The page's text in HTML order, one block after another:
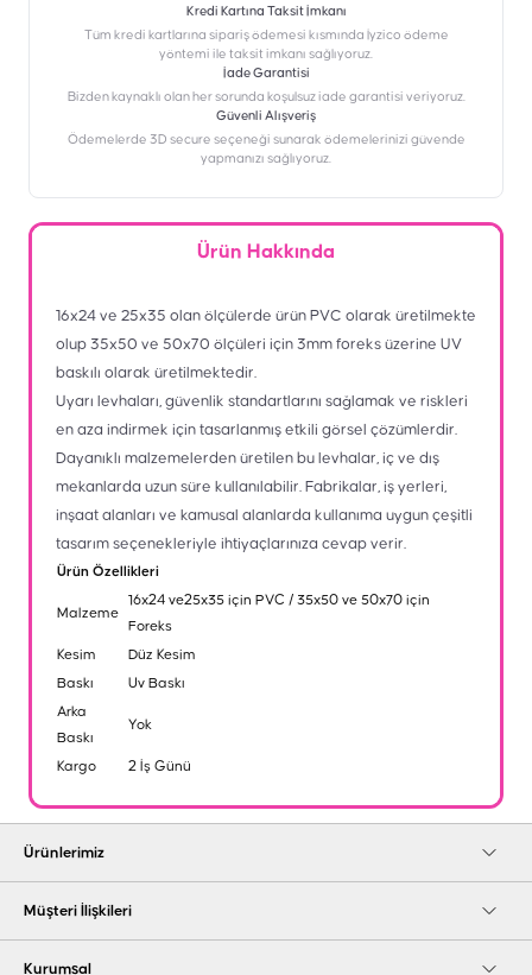
Kredi Kartına Taksit İmkanı
‎Tüm kredi kartlarına sipariş ödemesi kısmında İyzico ödeme
yöntemi ile taksit imkanı sağlıyoruz.
İade Garantisi
Bizden kaynaklı olan her sorunda koşulsuz iade garantisi veriyoruz.
Güvenli Alışveriş
Ödemelerde 3D secure seçeneği sunarak ödemelerinizi güvende
yapmanızı sağlıyoruz.
Ürün Hakkında
16x24 ve 25x35 olan ölçülerde ürün PVC olarak üretilmekte
olup 35x50 ve 50x70 ölçüleri için 3mm foreks üzerine UV
baskılı olarak üretilmektedir.
Uyarı levhaları, güvenlik standartlarını sağlamak ve riskleri
en aza indirmek için tasarlanmış etkili görsel çözümlerdir.
Dayanıklı malzemelerden üretilen bu levhalar, iç ve dış
mekanlarda uzun süre kullanılabilir. Fabrikalar, iş yerleri,
inşaat alanları ve kamusal alanlarda kullanıma uygun çeşitli
tasarım seçenekleriyle ihtiyaçlarınıza cevap verir.
Ürün Özellikleri
Malzeme
16x24 ve25x35 için PVC / 35x50 ve 50x70 için
Foreks
Kesim
Düz Kesim
Baskı
Uv Baskı
Arka
Baskı
Yok
Kargo 2 İş Günü
Ürünlerimiz
Müşteri İlişkileri
Kurumsal